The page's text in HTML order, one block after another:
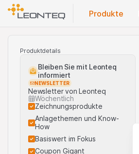
Produkte
Produktdetails
Bleiben Sie mit Leonteq
informiert
NEWSLETTER
Newsletter von Leonteq
Wöchentlich
Zeichnungsprodukte
Anlagethemen und Know-
How
Basiswert im Fokus
Coupon Gigant